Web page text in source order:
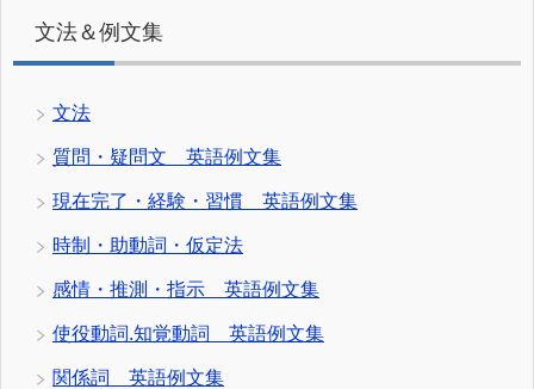
文法＆例文集
文法
質問・疑問文 英語例文集
現在完了・経験・習慣 英語例文集
時制・助動詞・仮定法
感情・推測・指示 英語例文集
使役動詞.知覚動詞 英語例文集
関係詞 英語例文集